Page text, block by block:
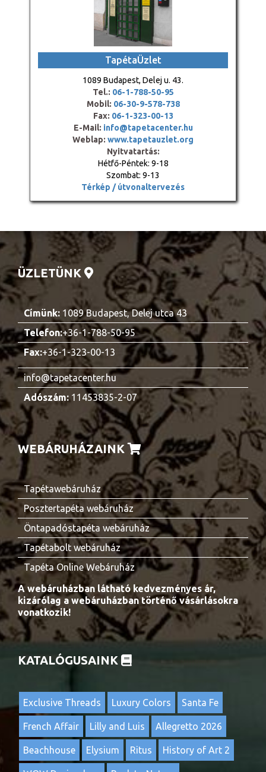
TapétaÜzlet
1089 Budapest, Delej u. 43.
Tel.: 06-1-788-50-95
Mobil: 06-30-9-578-738
Fax: 06-1-323-00-13
E-Mail: info@tapetacenter.hu
Weblap: www.tapetauzlet.org
Nyitvatartás:
Hétfő-Péntek: 9-18
Szombat: 9-13
Térkép / útvonaltervezés
ÜZLETÜNK
Címünk: 1089 Budapest, Delej utca 43
Telefon:+36-1-788-50-95
Fax:+36-1-323-00-13
info@tapetacenter.hu
Adószám:11453835-2-07
WEBÁRUHÁZAINK
Tapétawebáruház
Posztertapéta webáruház
Öntapadóstapéta webáruház
Tapétabolt webáruház
Tapéta Online Webáruház
A webáruházban látható kedvezményes ár,
kizárólag a webáruházban történő vásárlásokra
vonatkozik!
KATALÓGUSAINK
Exclusive Threads Luxury Colors Santa Fe
French Affair Lilly and Luis Allegretto 2026
Beachhouse Elysium Ritus History of Art 2